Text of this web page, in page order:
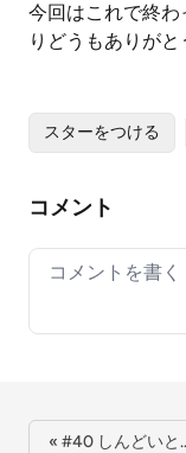
今回はこれで終
りどうもありがと
スターをつける
コメント
Your comment
« #40 しんどいと